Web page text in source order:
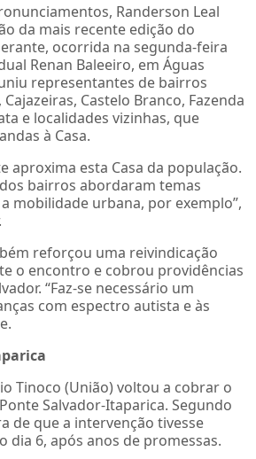
Randerson Leal
da mais recente edição do
ocorrida na segunda-feira
Renan Baleeiro, em Águas
representantes de bairros
Castelo Branco, Fazenda
e localidades vizinhas, que
à Casa.
aproxima esta Casa da população.
bairros abordaram temas
mobilidade urbana, por exemplo”,
reforçou uma reivindicação
o encontro e cobrou providências
“Faz-se necessário um
com espectro autista e às
Tinoco (União) voltou a cobrar o
Salvador-Itaparica. Segundo
de que a intervenção tivesse
dia 6, após anos de promessas.